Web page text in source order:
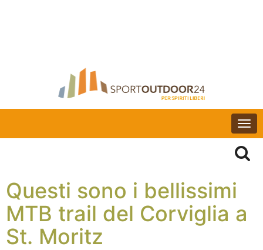
Questi sono i bellissimi
MTB trail del Corviglia a
St. Moritz